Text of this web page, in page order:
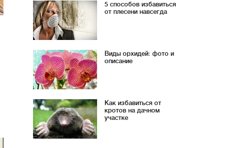
5 способов избавиться
от плесени навсегда
Виды орхидей: фото и
описание
Как избавиться от
кротов на дачном
участке